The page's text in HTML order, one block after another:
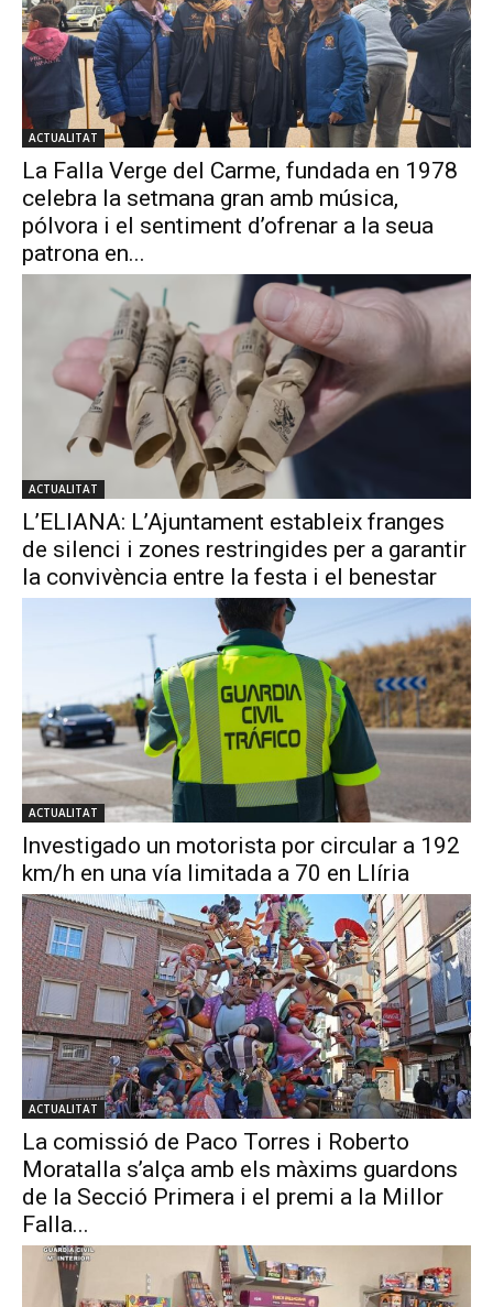
ACTUALITAT
La Falla Verge del Carme, fundada en 1978
celebra la setmana gran amb música,
pólvora i el sentiment d’ofrenar a la seua
patrona en...
ACTUALITAT
L’ELIANA: L’Ajuntament estableix franges
de silenci i zones restringides per a garantir
la convivència entre la festa i el benestar
ACTUALITAT
Investigado un motorista por circular a 192
km/h en una vía limitada a 70 en Llíria
ACTUALITAT
La comissió de Paco Torres i Roberto
Moratalla s’alça amb els màxims guardons
de la Secció Primera i el premi a la Millor
Falla...